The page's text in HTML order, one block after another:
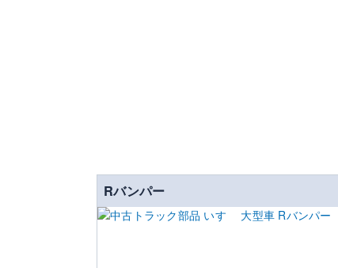
Rバンパー